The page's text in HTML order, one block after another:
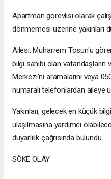
Apartman görevlisi olarak
dönmemesi üzerine yakınları
Ailesi, Muharrem Tosun'u
bilgi sahibi olan vatandaşların
Merkezi'ni aramalarını veya
numaralı telefonlardan aileye
Yakınları, gelecek en küçük
ulaşılmasına yardımcı
duyarlılık çağrısında bulundu.
SÖKE OLAY